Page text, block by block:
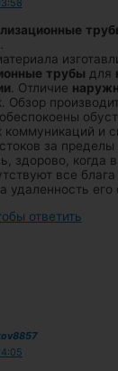
трубы для
. Отличие
Обзор
коммуникаций и
за
здорово, когда
все
удаленность его
ответить